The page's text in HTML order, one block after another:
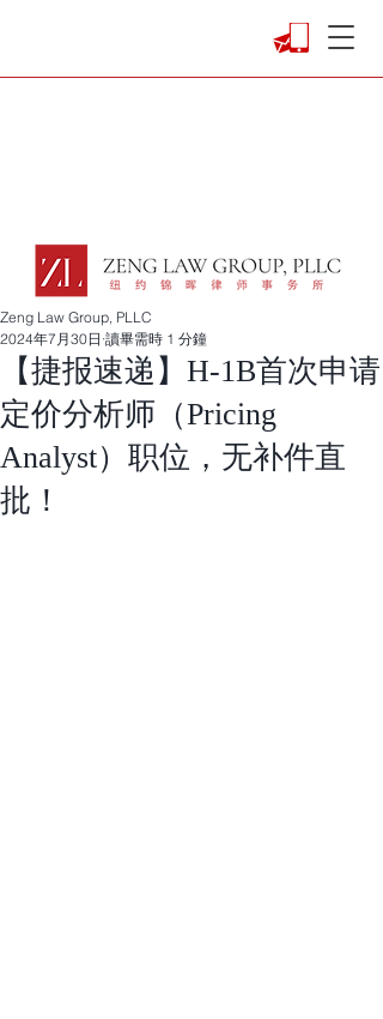
【捷报速递】H-1B首次申请
定价分析师（Pricing
Analyst）职位，无补件直
批！
Zeng Law Group, PLLC
2024年7月30日 讀畢需時 1 分鐘